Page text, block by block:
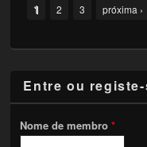
Pages
1 2 3 próxima ›
Entre ou registe-
Nome de membro*